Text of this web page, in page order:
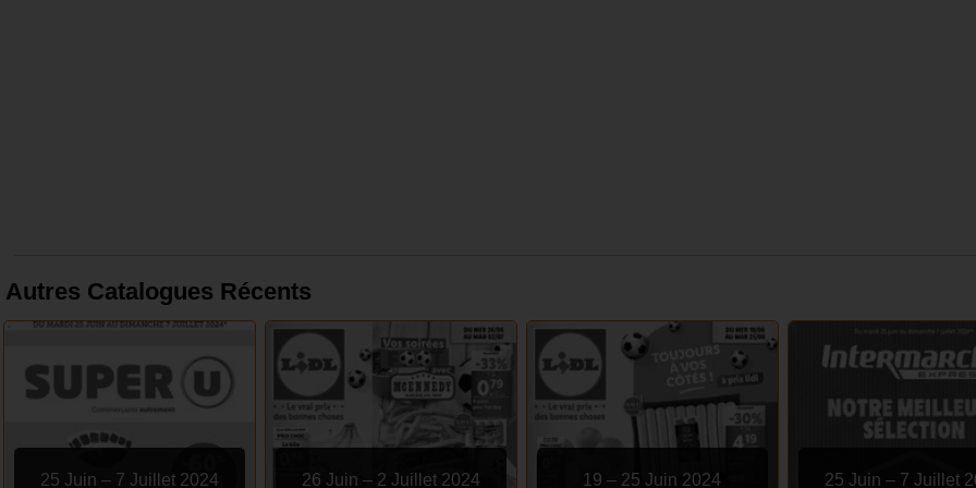
Autres Catalogues Récents
25 Juin – 7 Juillet 2024 26 Juin – 2 Juillet 2024 19 – 25 Juin 2024 25 Juin – 7 Juillet